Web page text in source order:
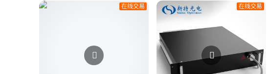
在线交易 在线交易